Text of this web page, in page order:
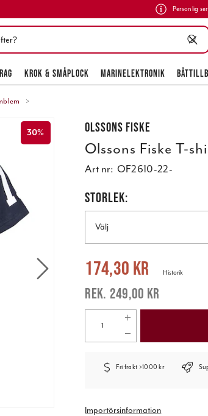
Personlig
KROK & SMÅPLOCK MARINELEKTRONIK
30% Olssons Fiske
Olssons Fiske T-
Art nr: OF2610-22-
STORLEK:
Välj
Nuvarande pris:174,30 kr
174,30 kr
249,00 kr
Historik
Fri frakt >1000 kr
Importörsinformation